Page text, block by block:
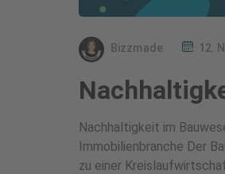
Bizzmade 12.
Nachhaltigkeit im
Immobilienbranche Der
zu einer